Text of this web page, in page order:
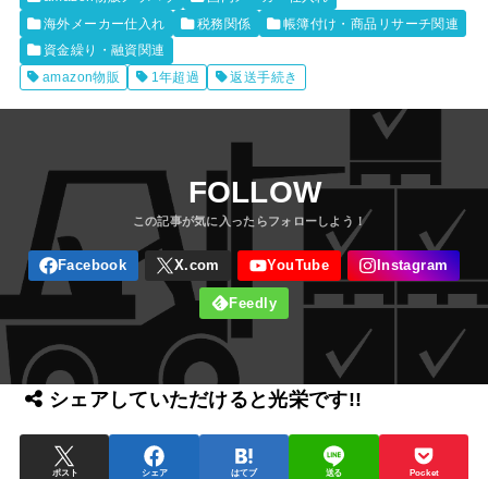
海外メーカー仕入れ
税務関係
帳簿付け・商品リサーチ関連
資金繰り・融資関連
amazon物販
1年超過 返送手続き
FOLLOW
シェアしていただけると光栄です!!
ポスト シェア はてブ 送る Pocket